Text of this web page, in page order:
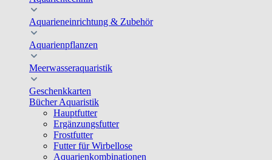
Aquarieneinrichtung & Zubehör
Aquarienpflanzen
Meerwasseraquaristik
Geschenkkarten
Bücher Aquaristik
Hauptfutter
Ergänzungsfutter
Frostfutter
Futter für Wirbellose
Aquarienkombinationen